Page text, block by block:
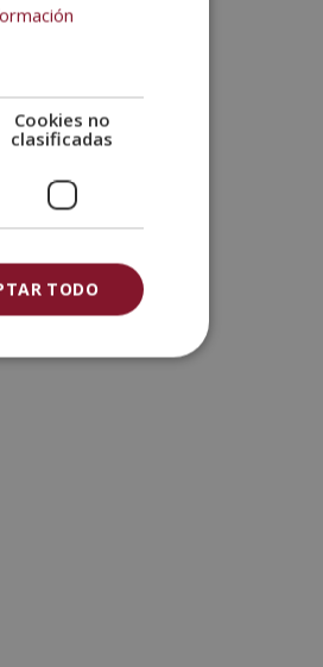
Cookies no
clasificadas
TODO